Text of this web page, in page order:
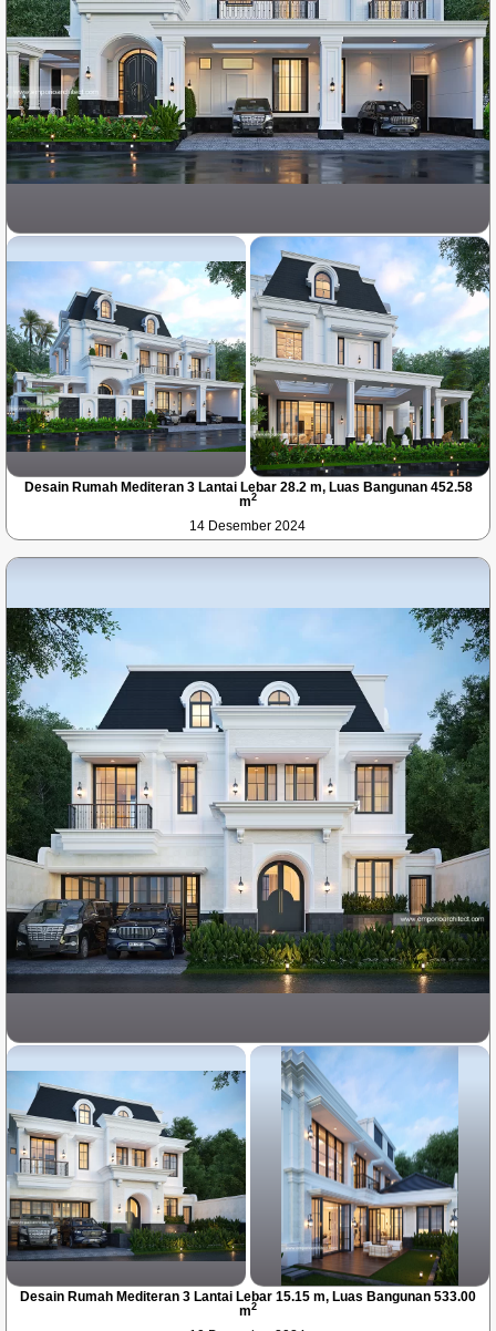
Desain Rumah Mediteran 3 Lantai Lebar 28.2 m, Luas Bangunan 452.58
m2
14 Desember 2024
Desain Rumah Mediteran 3 Lantai Lebar 15.15 m, Luas Bangunan 533.00
m2